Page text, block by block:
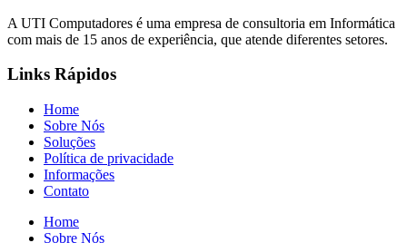
A UTI Computadores é uma empresa de consultoria em Informática
com mais de 15 anos de experiência, que atende diferentes setores.
Links Rápidos
Home
Sobre Nós
Soluções
Política de privacidade
Informações
Contato
Home
Sobre Nós